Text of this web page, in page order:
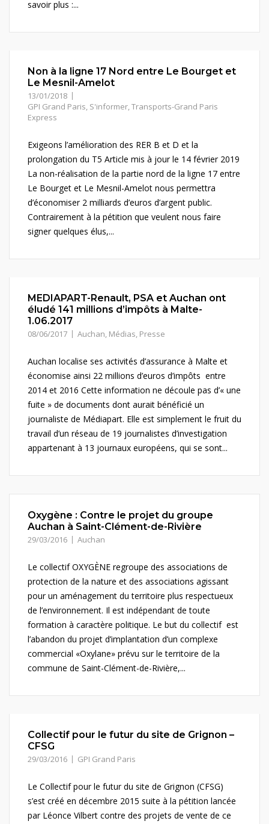
savoir plus :...
Non à la ligne 17 Nord entre Le Bourget et
Le Mesnil-Amelot
13/01/2018
GPI Grand Paris, S'informer,Transports-Grand Paris
Express
Exigeons l’amélioration des RER B et D et la
prolongation du T5 Article mis à jour le 14 février 2019
La non-réalisation de la partie nord de la ligne 17 entre
Le Bourget et Le Mesnil-Amelot nous permettra
d’économiser 2 milliards d’euros d’argent public.
Contrairement à la pétition que veulent nous faire
signer quelques élus,...
MEDIAPART-Renault, PSA et Auchan ont
éludé 141 millions d’impôts à Malte-
1.06.2017
08/06/2017 Auchan, Médias, Presse
Auchan localise ses activités d’assurance à Malte et
économise ainsi 22 millions d’euros d’impôts entre
2014 et 2016 Cette information ne découle pas d’« une
fuite » de documents dont aurait bénéficié un
journaliste de Médiapart. Elle est simplement le fruit du
travail d’un réseau de 19 journalistes d’investigation
appartenant à 13 journaux européens, qui se sont...
Oxygène : Contre le projet du groupe
Auchan à Saint-Clément-de-Rivière
29/03/2016 Auchan
Le collectif OXYGÈNE regroupe des associations de
protection de la nature et des associations agissant
pour un aménagement du territoire plus respectueux
de l’environnement. Il est indépendant de toute
formation à caractère politique. Le but du collectif est
l’abandon du projet d’implantation d’un complexe
commercial «Oxylane» prévu sur le territoire de la
commune de Saint-Clément-de-Rivière,...
Collectif pour le futur du site de Grignon –
CFSG
29/03/2016 GPI Grand Paris
Le Collectif pour le futur du site de Grignon (CFSG)
s’est créé en décembre 2015 suite à la pétition lancée
par Léonce Vilbert contre des projets de vente de ce